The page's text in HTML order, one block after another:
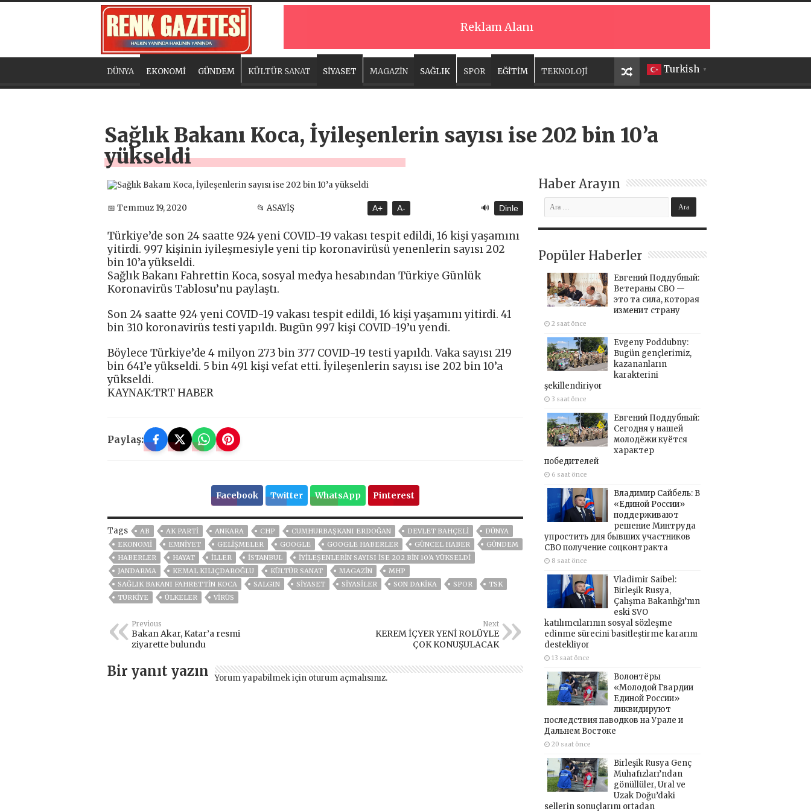
Reklam Alanı
Turkish ▼
DÜNYA EKONOMİ GÜNDEM KÜLTÜR SANAT SİYASET MAGAZİN SAĞLIK SPOR EĞİTİM TEKNOLOJİ
Sağlık Bakanı Koca, İyileşenlerin sayısı ise 202 bin 10’a
yükseldi
📅 Temmuz 19, 2020 📂 ASAYİŞ A+ A- 🔊 Dinle
Türkiye’de son 24 saatte 924 yeni COVID-19 vakası tespit edildi, 16 kişi yaşamını
yitirdi. 997 kişinin iyileşmesiyle yeni tip koronavirüsü yenenlerin sayısı 202
bin 10’a yükseldi.
Sağlık Bakanı Fahrettin Koca, sosyal medya hesabından Türkiye Günlük
Koronavirüs Tablosu’nu paylaştı.
Son 24 saatte 924 yeni COVID-19 vakası tespit edildi, 16 kişi yaşamını yitirdi. 41
bin 310 koronavirüs testi yapıldı. Bugün 997 kişi COVID-19’u yendi.
Böylece Türkiye’de 4 milyon 273 bin 377 COVID-19 testi yapıldı. Vaka sayısı 219
bin 641’e yükseldi. 5 bin 491 kişi vefat etti. İyileşenlerin sayısı ise 202 bin 10’a
yükseldi.
KAYNAK:TRT HABER
Paylaş:
Facebook Twitter WhatsApp Pinterest
Tags AB AK PARTİ ANKARA CHP CUMHURBAŞKANI ERDOĞAN DEVLET BAHÇELİ
DÜNYA
EKONOMİ
EMNİYET GELIŞMELER GOOGLE GOOGLE HABERLER GÜNCEL HABER
GÜNDEM
HABERLER
HAYAT İLLER ISTANBUL
İYILEŞENLERIN SAYISI ISE 202 BIN 10'A YÜKSELDI
JANDARMA
KEMAL KILIÇDAROĞLU KÜLTÜR SANAT MAGAZİN
MHP
SAĞLIK BAKANI FAHRETTIN KOCA
SALGIN SİYASET SİYASİLER SON DAKIKA SPOR
TSK
TÜRKİYE
ÜLKELER VIRÜS
Previous
Bakan Akar, Katar’a resmi
ziyarette bulundu
Next
KEREM İÇYER YENİ ROLÜYLE
ÇOK KONUŞULACAK
Bir yanıt yazın Yorum yapabilmek için oturum açmalısınız.
Haber Arayın
Popüler Haberler
Евгений Поддубный:
Ветераны СВО —
это та сила, которая
изменит страну
2 saat önce
Evgeny Poddubny:
Bugün gençlerimiz,
kazananların
karakterini
şekillendiriyor
3 saat önce
Евгений Поддубный:
Сегодня у нашей
молодёжи куётся
характер
победителей
6 saat önce
Владимир Сайбель: В
«Единой России»
поддерживают
решение Минтруда
упростить для бывших участников
СВО получение соцконтракта
8 saat önce
Vladimir Saibel:
Birleşik Rusya,
Çalışma Bakanlığı’nın
eski SVO
katılımcılarının sosyal sözleşme
edinme sürecini basitleştirme kararını
destekliyor
13 saat önce
Волонтёры
«Молодой Гвардии
Единой России»
ликвидируют
последствия паводков на Урале и
Дальнем Востоке
20 saat önce
Birleşik Rusya Genç
Muhafızları’ndan
gönüllüler, Ural ve
Uzak Doğu’daki
sellerin sonuçlarını ortadan